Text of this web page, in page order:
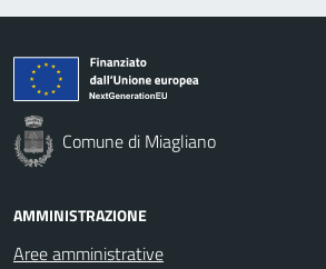
Comune di Miagliano
AMMINISTRAZIONE
Aree amministrative